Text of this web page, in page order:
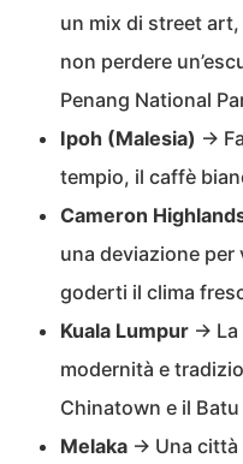
un mix di street
non perdere
Penang National
Ipoh (Malesia) →
tempio, il caffè
Cameron
una deviazione per
goderti il clima
Kuala Lumpur → La
modernità e
Chinatown e il
Melaka → Una città